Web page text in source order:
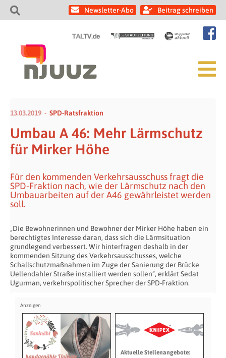
Newsletter-Abo Beitrag schreiben
13.03.2019 SPD-Ratsfraktion
Umbau A 46: Mehr Lärmschutz
für Mirker Höhe
Für den kommenden Verkehrsausschuss fragt die
SPD-Fraktion nach, wie der Lärmschutz nach den
Umbauarbeiten auf der A46 gewährleistet werden
soll.
„Die Bewohnerinnen und Bewohner der Mirker Höhe haben ein
berechtigtes Interesse daran, dass sich die Lärmsituation
grundlegend verbessert. Wir hinterfragen deshalb in der
kommenden Sitzung des Verkehrsausschusses, welche
Schallschutzmaßnahmen im Zuge der Sanierung der Brücke
Uellendahler Straße installiert werden sollen“, erklärt Sedat
Ugurman, verkehrspolitischer Sprecher der SPD-Fraktion.
Aktuelle Stellenangebote: